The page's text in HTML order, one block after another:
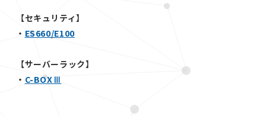
【セキュリティ】
・ ES660/E100
【サーバーラック】
・ C-BOXⅢ